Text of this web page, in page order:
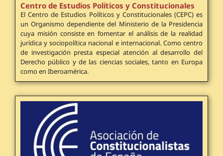
Centro de Estudios Políticos y Constitucionales
El Centro de Estudios Políticos y Constitucionales (CEPC) es
un Organismo dependiente del Ministerio de la Presidencia
cuya misión consiste en fomentar el análisis de la realidad
jurídica y sociopolítica nacional e internacional. Como centro
de investigación presta especial atención al desarrollo del
Derecho público y de las ciencias sociales, tanto en Europa
como en Iberoamérica.